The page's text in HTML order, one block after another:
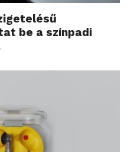
be a színpadi